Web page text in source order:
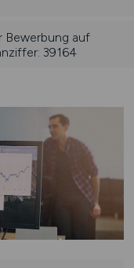
Bewerbung auf
39164